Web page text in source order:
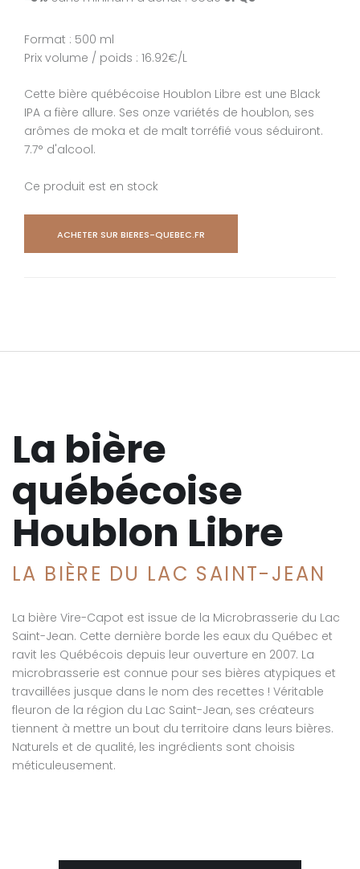
Format : 500 ml
Prix volume / poids : 16.92€/L
Cette bière québécoise Houblon Libre est une Black
IPA a fière allure. Ses onze variétés de houblon, ses
arômes de moka et de malt torréfié vous séduiront.
7.7° d'alcool.
Ce produit est en stock
ACHETER SUR BIERES-QUEBEC.FR
La bière
québécoise
Houblon Libre
LA BIÈRE DU LAC SAINT-JEAN
La bière Vire-Capot est issue de la Microbrasserie du Lac
Saint-Jean. Cette dernière borde les eaux du Québec et
ravit les Québécois depuis leur ouverture en 2007. La
microbrasserie est connue pour ses bières atypiques et
travaillées jusque dans le nom des recettes ! Véritable
fleuron de la région du Lac Saint-Jean, ses créateurs
tiennent à mettre un bout du territoire dans leurs bières.
Naturels et de qualité, les ingrédients sont choisis
méticuleusement.